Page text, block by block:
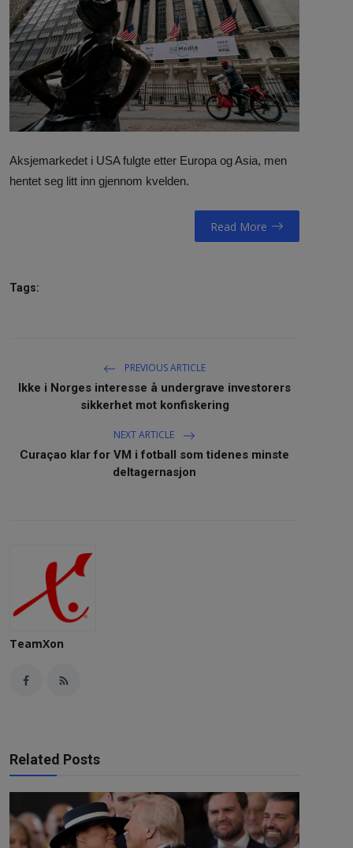
NAV / RETT
STORTINGET
RADIO / TV
VIDEO / TV / DAB
IT/MEDIA
Aksjemarkedet i USA fulgte etter Europa og Asia, men
hentet seg litt inn gjennom kvelden.
Read More
Tags:
PREVIOUS ARTICLE
Ikke i Norges interesse å undergrave investorers
sikkerhet mot konfiskering
NEXT ARTICLE
Curaçao klar for VM i fotball som tidenes minste
deltagernasjon
TeamXon
Related Posts